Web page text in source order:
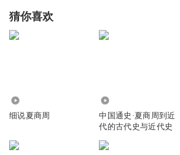
猜你喜欢
细说夏商周
中国通史·夏商周到近
代的古代史与近代史